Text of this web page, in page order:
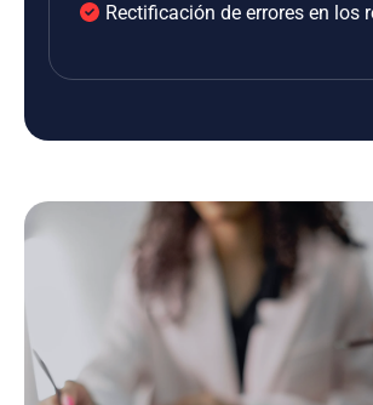
Rectificación de errores en los